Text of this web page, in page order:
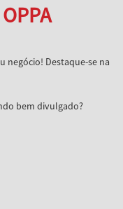
OPPA
negócio! Destaque-se na
bem divulgado?